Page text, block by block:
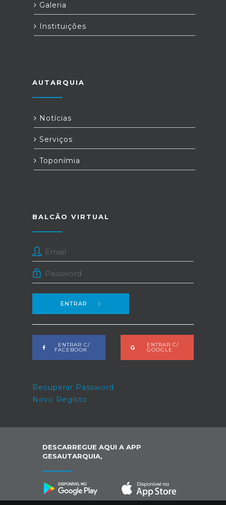
Galeria
Instituições
AUTARQUIA
Notícias
Serviços
Toponímia
BALCÃO VIRTUAL
ENTRAR
ENTRAR C/
FACEBOOK
ENTRAR C/
GOOGLE
Recuperar Password
Novo Registo
DESCARREGUE AQUI A APP
GESAUTARQUIA,